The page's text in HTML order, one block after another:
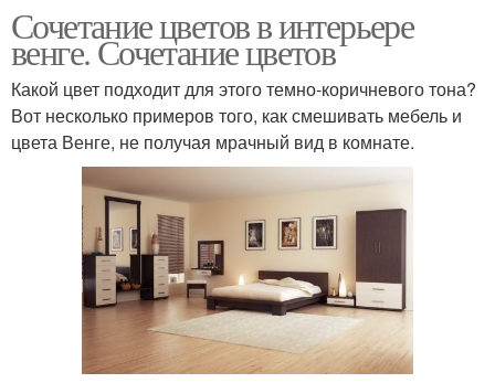
Сочетание цветов в интерьере
венге. Сочетание цветов
Какой цвет подходит для этого темно-коричневого тона?
Вот несколько примеров того, как смешивать мебель и
цвета Венге, не получая мрачный вид в комнате.